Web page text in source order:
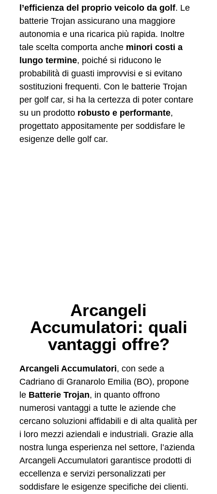
l’efficienza del proprio veicolo da golf. Le
batterie Trojan assicurano una maggiore
autonomia e una ricarica più rapida. Inoltre
tale scelta comporta anche minori costi a
lungo termine, poiché si riducono le
probabilità di guasti improvvisi e si evitano
sostituzioni frequenti. Con le batterie Trojan
per golf car, si ha la certezza di poter contare
su un prodotto robusto e performante,
progettato appositamente per soddisfare le
esigenze delle golf car.
Arcangeli
Accumulatori: quali
vantaggi offre?
Arcangeli Accumulatori, con sede a
Cadriano di Granarolo Emilia (BO), propone
le Batterie Trojan, in quanto offrono
numerosi vantaggi a tutte le aziende che
cercano soluzioni affidabili e di alta qualità per
i loro mezzi aziendali e industriali. Grazie alla
nostra lunga esperienza nel settore, l’azienda
Arcangeli Accumulatori garantisce prodotti di
eccellenza e servizi personalizzati per
soddisfare le esigenze specifiche dei clienti.